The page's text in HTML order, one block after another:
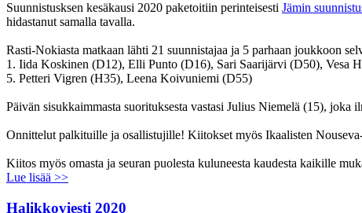
Suunnistusksen kesäkausi 2020 paketoitiin perinteisesti Jämin
hidastanut samalla tavalla.
Rasti-Nokiasta matkaan lähti 21 suunnistajaa ja 5 parhaan joukkoon
1. Iida Koskinen (D12), Elli Punto (D16), Sari Saarijärvi (D50), Vesa
5. Petteri Vigren (H35), Leena Koivuniemi (D55)
Päivän sisukkaimmasta suorituksesta vastasi Julius Niemelä (15),
Onnittelut palkituille ja osallistujille! Kiitokset myös Ikaalisten
Kiitos myös omasta ja seuran puolesta kuluneesta kaudesta kaikille
Lue lisää >>
Halikkoviesti 2020